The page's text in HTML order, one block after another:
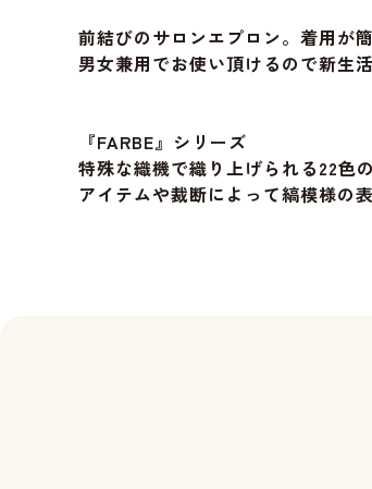
前結びのサロンエプロン。着用が
男女兼用でお使い頂けるので新生
『FARBE』シリーズ
特殊な織機で織り上げられる22色
アイテムや裁断によって縞模様の